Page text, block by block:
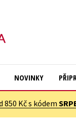
Cestování
NOVINKY
850 Kč s kódem